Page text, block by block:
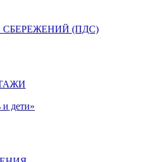
(ПДС)
дети»